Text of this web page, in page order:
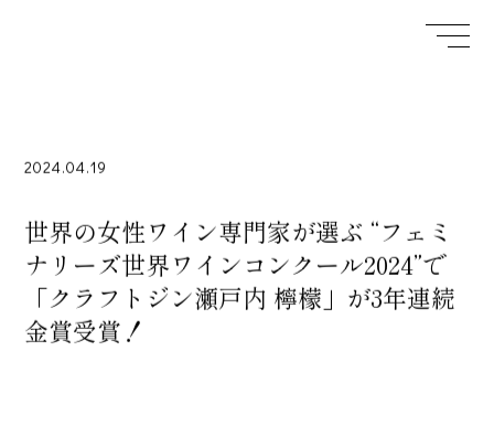
2024.04.19
世界の女性ワイン専門家が選ぶ “フェミ
ナリーズ世界ワインコンクール2024”で
「クラフトジン瀬戸内 檸檬」が3年連続
金賞受賞！